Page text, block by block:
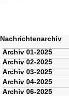
Nachrichtenarchiv
Navigation
überspringen
Archiv 01-2025
Archiv 02-2025
Archiv 03-2025
Archiv 04-2025
Archiv 06-2025